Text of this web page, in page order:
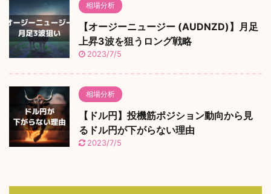
相場分析
【オージーニュージー (AUDNZD)】月足
上昇3波を狙うロング戦略
2023/7/5
相場分析
【ドル円】投機筋ポジション動向から見
るドル円が下がらない理由
2023/7/5